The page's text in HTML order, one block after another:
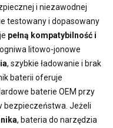
i niezawodnej
testowany i dopasowany
pełną kompatybilność i
ogniwa litowo-jonowe
, szybkie ładowanie i brak
baterii oferuje
baterie OEM przy
bezpieczeństwa. Jeżeli
, bateria do narzędzia